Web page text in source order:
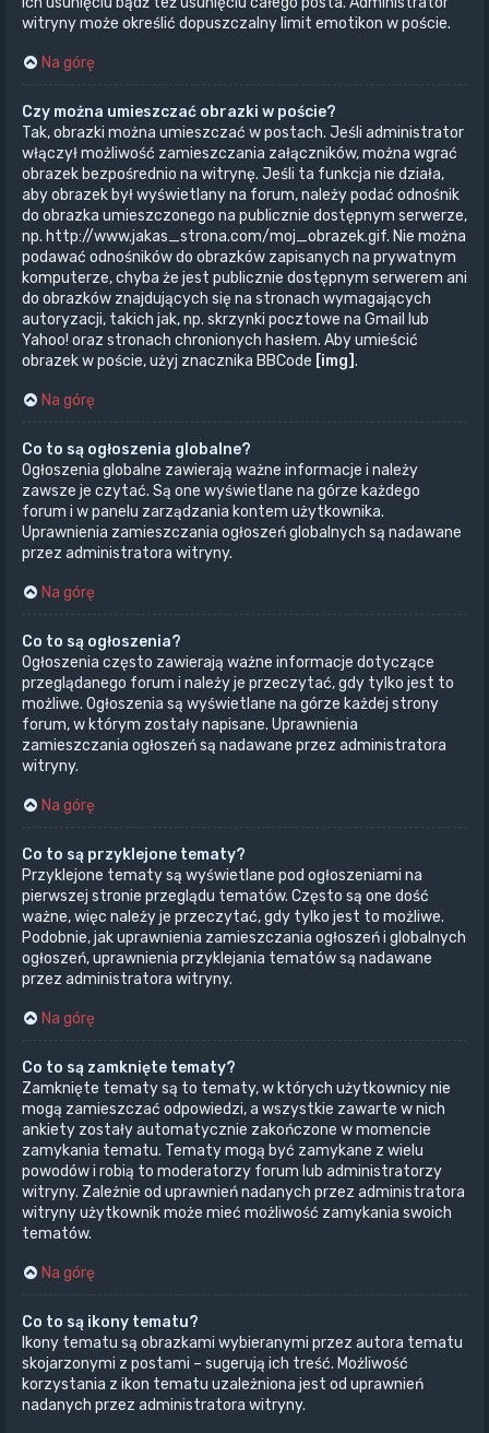
witryny może określić dopuszczalny limit emotikon w poście.
Na górę
Czy można umieszczać obrazki w poście?
Tak, obrazki można umieszczać w postach. Jeśli administrator
włączył możliwość zamieszczania załączników, można wgrać
obrazek bezpośrednio na witrynę. Jeśli ta funkcja nie działa,
aby obrazek był wyświetlany na forum, należy podać odnośnik
do obrazka umieszczonego na publicznie dostępnym serwerze,
np. http://www.jakas_strona.com/moj_obrazek.gif. Nie można
podawać odnośników do obrazków zapisanych na prywatnym
komputerze, chyba że jest publicznie dostępnym serwerem ani
do obrazków znajdujących się na stronach wymagających
autoryzacji, takich jak, np. skrzynki pocztowe na Gmail lub
Yahoo! oraz stronach chronionych hasłem. Aby umieścić
obrazek w poście, użyj znacznika BBCode [img].
Na górę
Co to są ogłoszenia globalne?
Ogłoszenia globalne zawierają ważne informacje i należy
zawsze je czytać. Są one wyświetlane na górze każdego
forum i w panelu zarządzania kontem użytkownika.
Uprawnienia zamieszczania ogłoszeń globalnych są nadawane
przez administratora witryny.
Na górę
Co to są ogłoszenia?
Ogłoszenia często zawierają ważne informacje dotyczące
przeglądanego forum i należy je przeczytać, gdy tylko jest to
możliwe. Ogłoszenia są wyświetlane na górze każdej strony
forum, w którym zostały napisane. Uprawnienia
zamieszczania ogłoszeń są nadawane przez administratora
witryny.
Na górę
Co to są przyklejone tematy?
Przyklejone tematy są wyświetlane pod ogłoszeniami na
pierwszej stronie przeglądu tematów. Często są one dość
ważne, więc należy je przeczytać, gdy tylko jest to możliwe.
Podobnie, jak uprawnienia zamieszczania ogłoszeń i globalnych
ogłoszeń, uprawnienia przyklejania tematów są nadawane
przez administratora witryny.
Na górę
Co to są zamknięte tematy?
Zamknięte tematy są to tematy, w których użytkownicy nie
mogą zamieszczać odpowiedzi, a wszystkie zawarte w nich
ankiety zostały automatycznie zakończone w momencie
zamykania tematu. Tematy mogą być zamykane z wielu
powodów i robią to moderatorzy forum lub administratorzy
witryny. Zależnie od uprawnień nadanych przez administratora
witryny użytkownik może mieć możliwość zamykania swoich
tematów.
Na górę
Co to są ikony tematu?
Ikony tematu są obrazkami wybieranymi przez autora tematu
skojarzonymi z postami – sugerują ich treść. Możliwość
korzystania z ikon tematu uzależniona jest od uprawnień
nadanych przez administratora witryny.